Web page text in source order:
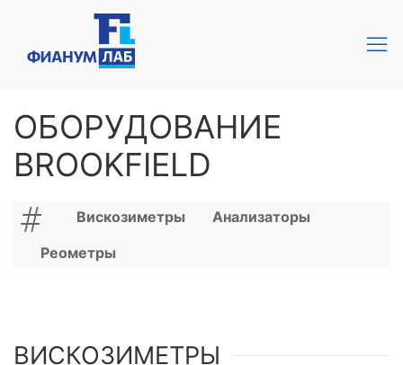
ОБОРУДОВАНИЕ
BROOKFIELD
Вискозиметры
Анализаторы
Реометры
ВИСКОЗИМЕТРЫ